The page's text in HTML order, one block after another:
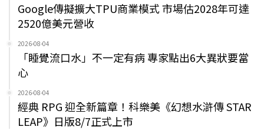
Google傳擬擴大TPU商業模式 市場估2028年可達
2520億美元營收
2026-08-04
「睡覺流口水」不一定有病 專家點出6大異狀要當
心
2026-08-04
經典 RPG 迎全新篇章！科樂美《幻想水滸傳 STAR
LEAP》日版8/7正式上市